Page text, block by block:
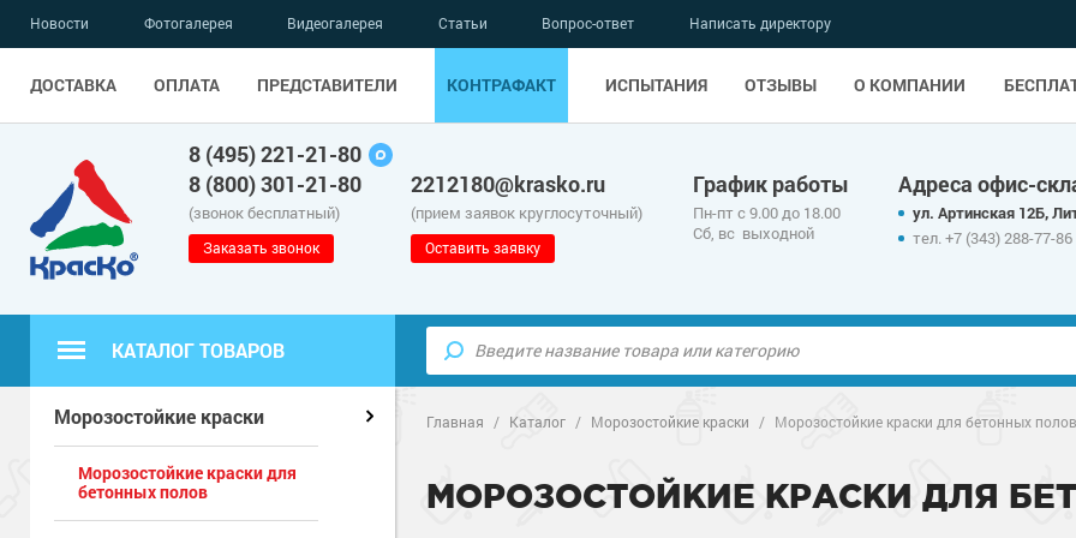
Новости Фотогалерея Видеогалерея Статьи Вопрос-ответ Написать директору
ДОСТАВКА ОПЛАТА ПРЕДСТАВИТЕЛИ КОНТРАФАКТ ИСПЫТАНИЯ ОТЗЫВЫ О КОМПАНИИ
8 (495) 221-21-80
8 (800) 301-21-80
(звонок бесплатный)
Заказать звонок
2212180@krasko.ru
(прием заявок круглосуточный)
Оставить заявку
График работы
Пн-пт с 9.00 до 18.00
Сб, вс выходной
Адреса офис-
ул. Артинская 12Б,
тел. +7 (343) 288-77-86
КАТАЛОГ ТОВАРОВ
Полимерные наливные полы Полиуретановые полы
Для бетонных полов
Главная / Каталог / Морозостойкие краски / Морозостойкие краски для бетонных полов
МОРОЗОСТОЙКИЕ КРАСКИ ДЛЯ
Морозостойкие краски
Морозостойкие краски для
бетонных полов